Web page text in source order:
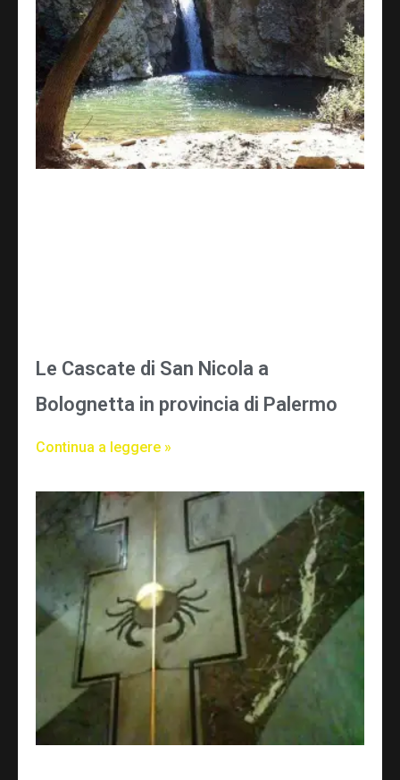
Le Cascate di San Nicola a
Bolognetta in provincia di Palermo
Continua a leggere »